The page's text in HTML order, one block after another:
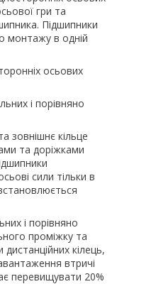
гри та
Підшипники
монтажу в одній
осьових
і порівняно
зовнішнє кільце
та доріжками
сили тільки в
і порівняно
проміжку та
кілець,
втричі
перевищувати 20%